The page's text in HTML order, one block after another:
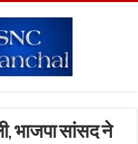
भाजपा सांसद ने